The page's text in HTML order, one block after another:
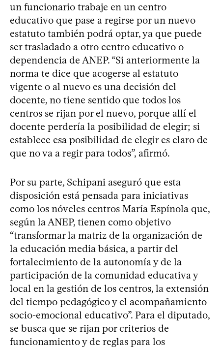
un funcionario trabaje en un centro
educativo que pase a regirse por un nuevo
estatuto también podrá optar, ya que puede
ser trasladado a otro centro educativo o
dependencia de ANEP. “Si anteriormente la
norma te dice que acogerse al estatuto
vigente o al nuevo es una decisión del
docente, no tiene sentido que todos los
centros se rijan por el nuevo, porque allí el
docente perdería la posibilidad de elegir; si
establece esa posibilidad de elegir es claro de
que no va a regir para todos”, afirmó.
Por su parte, Schipani aseguró que esta
disposición está pensada para iniciativas
como los nóveles centros María Espínola que,
según la ANEP, tienen como objetivo
“transformar la matriz de la organización de
la educación media básica, a partir del
fortalecimiento de la autonomía y de la
participación de la comunidad educativa y
local en la gestión de los centros, la extensión
del tiempo pedagógico y el acompañamiento
socio-emocional educativo”. Para el diputado,
se busca que se rijan por criterios de
funcionamiento y de reglas para los